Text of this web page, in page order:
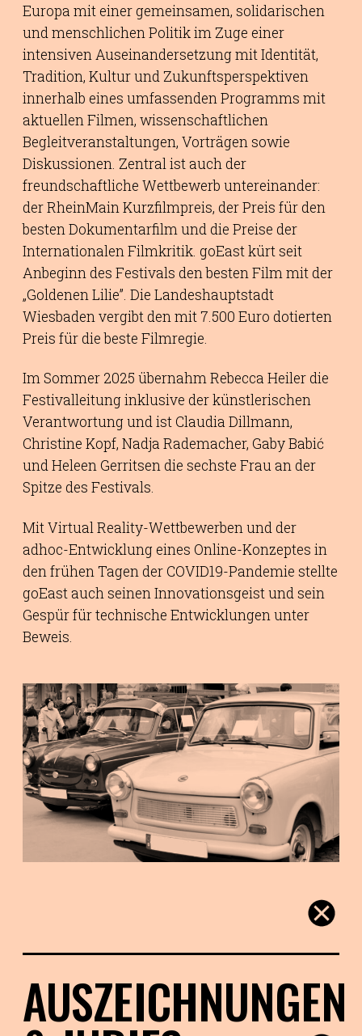
Europa mit einer gemeinsamen, solidarischen
und menschlichen Politik im Zuge einer
intensiven Auseinandersetzung mit Identität,
Tradition, Kultur und Zukunftsperspektiven
innerhalb eines umfassenden Programms mit
aktuellen Filmen, wissenschaftlichen
Begleitveranstaltungen, Vorträgen sowie
Diskussionen. Zentral ist auch der
freundschaftliche Wettbewerb untereinander:
der RheinMain Kurzfilmpreis, der Preis für den
besten Dokumentarfilm und die Preise der
Internationalen Filmkritik. goEast kürt seit
Anbeginn des Festivals den besten Film mit der
„Goldenen Lilie”. Die Landeshauptstadt
Wiesbaden vergibt den mit 7.500 Euro dotierten
Preis für die beste Filmregie.
Im Sommer 2025 übernahm Rebecca Heiler die
Festivalleitung inklusive der künstlerischen
Verantwortung und ist Claudia Dillmann,
Christine Kopf, Nadja Rademacher, Gaby Babić
und Heleen Gerritsen die sechste Frau an der
Spitze des Festivals.
Mit Virtual Reality-Wettbewerben und der
adhoc-Entwicklung eines Online-Konzeptes in
den frühen Tagen der COVID19-Pandemie stellte
goEast auch seinen Innovationsgeist und sein
Gespür für technische Entwicklungen unter
Beweis.
AUSZEICHNUNGEN